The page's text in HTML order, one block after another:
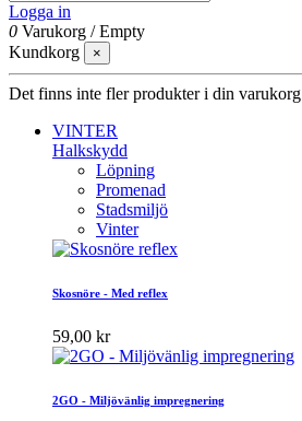
Logga in
0 Varukorg /Empty
Kundkorg
×
Det finns inte fler produkter i din varukorg
VINTER
Halkskydd
Löpning
Promenad
Stadsmiljö
Vinter
Skosnöre - Med reflex
59,00 kr
2GO - Miljövänlig impregnering